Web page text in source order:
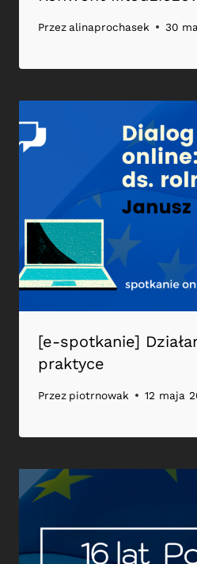
Przezalinaprochasek 30
[e-spotkanie]
praktyce
Przez piotrnowak 12 maja